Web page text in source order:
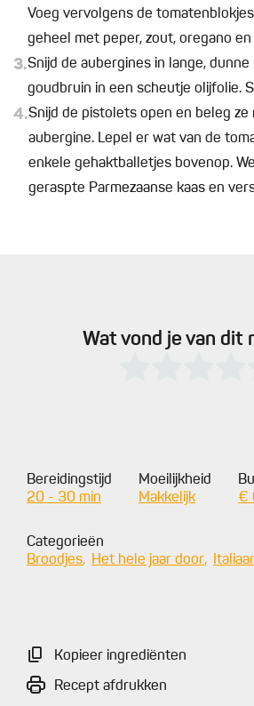
Voeg vervolgens de
geheel met peper, zout, oregano en
3.Snijd de aubergines in lange, dunne
goudbruin in een scheutje olijfolie.
4.Snijd de pistolets open en beleg ze
aubergine. Lepel er wat van de
enkele gehaktballetjes bovenop.
geraspte Parmezaanse kaas en
Wat vond je van dit
Bereidingstijd
20 - 30 min
Moeilijkheid
Makkelijk
€
Categorieën
Broodjes
Het hele jaar door
Kopieer ingrediënten
Recept afdrukken